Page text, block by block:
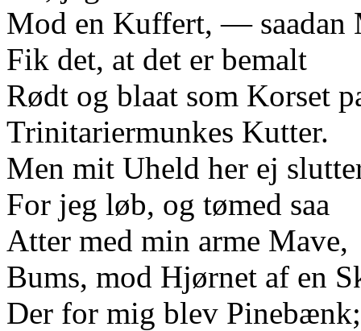
Mod en Kuffert, — saadan
Fik det, at det er bemalt
Rødt og blaat som Korset
Trinitariermunkes Kutter.
Men mit Uheld her ej
For jeg løb, og tømed saa
Atter med min arme Mave,
Bums, mod Hjørnet af en
Der for mig blev Pinebænk;